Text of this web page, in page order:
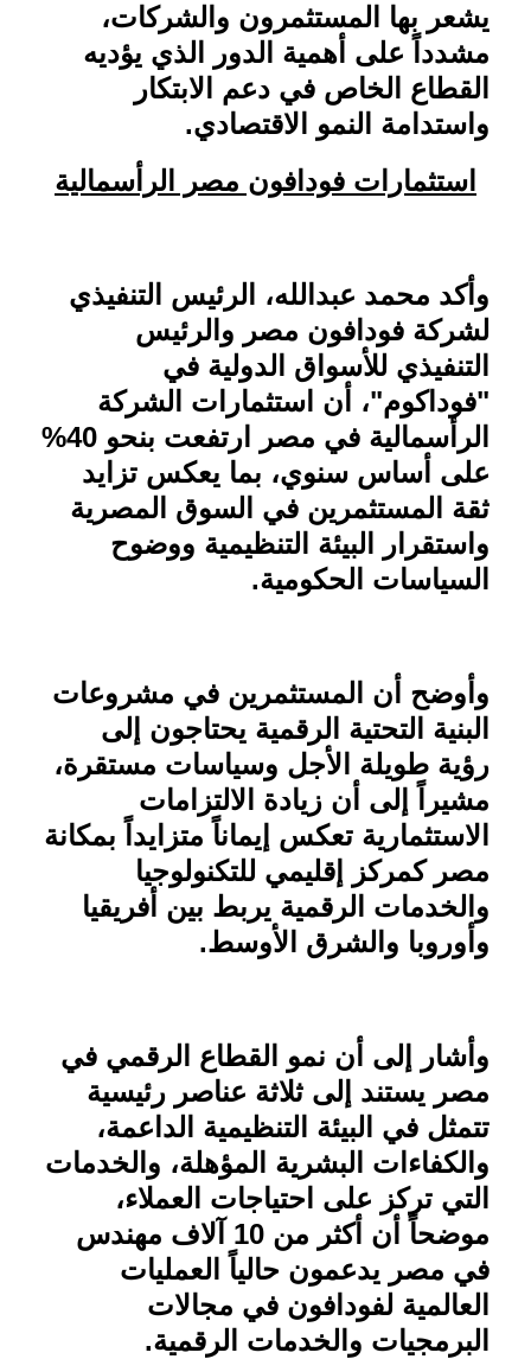
يشعر بها المستثمرون والشركات،
مشدداً على أهمية الدور الذي يؤديه
القطاع الخاص في دعم الابتكار
واستدامة النمو الاقتصادي.
استثمارات فودافون مصر الرأسمالية
وأكد محمد عبدالله، الرئيس التنفيذي
لشركة فودافون مصر والرئيس
التنفيذي للأسواق الدولية في
"فوداكوم"، أن استثمارات الشركة
الرأسمالية في مصر ارتفعت بنحو 40%
على أساس سنوي، بما يعكس تزايد
ثقة المستثمرين في السوق المصرية
واستقرار البيئة التنظيمية ووضوح
السياسات الحكومية.
وأوضح أن المستثمرين في مشروعات
البنية التحتية الرقمية يحتاجون إلى
رؤية طويلة الأجل وسياسات مستقرة،
مشيراً إلى أن زيادة الالتزامات
الاستثمارية تعكس إيماناً متزايداً بمكانة
مصر كمركز إقليمي للتكنولوجيا
والخدمات الرقمية يربط بين أفريقيا
وأوروبا والشرق الأوسط.
وأشار إلى أن نمو القطاع الرقمي في
مصر يستند إلى ثلاثة عناصر رئيسية
تتمثل في البيئة التنظيمية الداعمة،
والكفاءات البشرية المؤهلة، والخدمات
التي تركز على احتياجات العملاء،
موضحاً أن أكثر من 10 آلاف مهندس
في مصر يدعمون حالياً العمليات
العالمية لفودافون في مجالات
البرمجيات والخدمات الرقمية.